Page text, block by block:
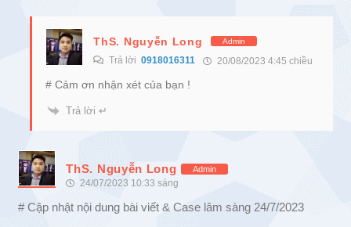
ThS. Nguyễn Long Admin
Trả lời0918016311 20/08/2023 4:45 chiều
# Cảm ơn nhận xét của bạn !
Trả lời ↵
ThS. Nguyễn Long Admin
24/07/2023 10:33 sáng
# Cập nhật nội dung bài viết & Case lâm sàng 24/7/2023